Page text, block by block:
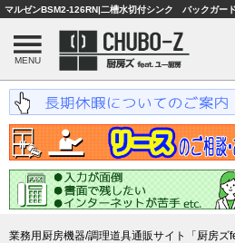
MENU
業務用厨房機器/調理道具通販サイト「厨房ズ